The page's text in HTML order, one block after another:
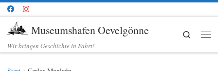
Zum Inhalt springen
Museumshafen Oevelgönne
Wir bringen Geschichte in Fahrt!
Search